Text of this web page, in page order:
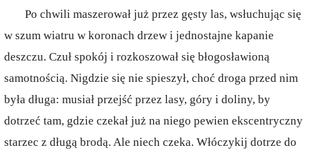
Po chwili maszerował już przez gęsty las, wsłuchując się
w szum wiatru w koronach drzew i jednostajne kapanie
deszczu. Czuł spokój i rozkoszował się błogosławioną
samotnością. Nigdzie się nie spieszył, choć droga przed nim
była długa: musiał przejść przez lasy, góry i doliny, by
dotrzeć tam, gdzie czekał już na niego pewien ekscentryczny
starzec z długą brodą. Ale niech czeka. Włóczykij dotrze do